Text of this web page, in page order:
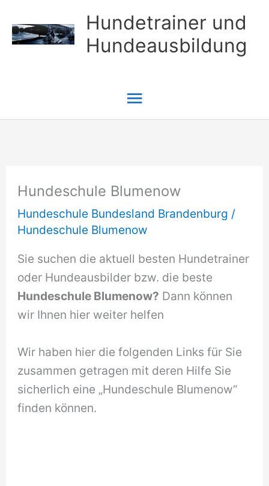
Inhalt
springen
Hundetrainer und
Hundeausbildung
Hauptmenü
Hundeschule Blumenow
Hundeschule Bundesland Brandenburg /
Hundeschule Blumenow
Sie suchen die aktuell besten Hundetrainer
oder Hundeausbilder bzw. die beste
Hundeschule Blumenow? Dann können
wir Ihnen hier weiter helfen
Wir haben hier die folgenden Links für Sie
zusammen getragen mit deren Hilfe Sie
sicherlich eine „Hundeschule Blumenow“
finden können.